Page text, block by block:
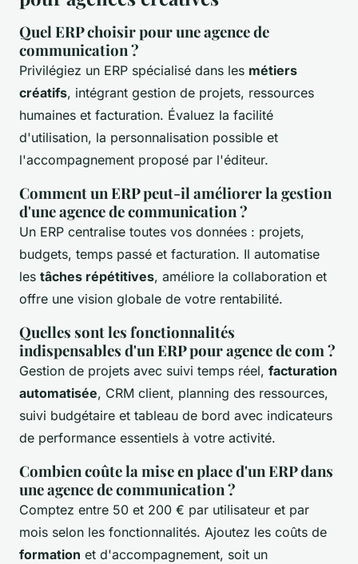
Quel ERP choisir pour une agence de
communication ?
Privilégiez un ERP spécialisé dans les métiers
créatifs, intégrant gestion de projets, ressources
humaines et facturation. Évaluez la facilité
d'utilisation, la personnalisation possible et
l'accompagnement proposé par l'éditeur.
Comment un ERP peut-il améliorer la gestion
d'une agence de communication ?
Un ERP centralise toutes vos données : projets,
budgets, temps passé et facturation. Il automatise
les tâches répétitives, améliore la collaboration et
offre une vision globale de votre rentabilité.
Quelles sont les fonctionnalités
indispensables d'un ERP pour agence de com ?
Gestion de projets avec suivi temps réel, facturation
automatisée, CRM client, planning des ressources,
suivi budgétaire et tableau de bord avec indicateurs
de performance essentiels à votre activité.
Combien coûte la mise en place d'un ERP dans
une agence de communication ?
Comptez entre 50 et 200 € par utilisateur et par
mois selon les fonctionnalités. Ajoutez les coûts de
formation et d'accompagnement, soit un